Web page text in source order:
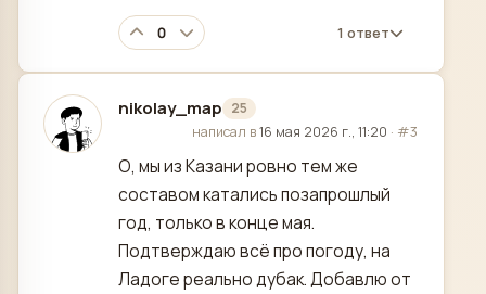
0 1 ответ
nikolay_map 25
отредактировано
написал в16 мая 2026 г., 11:20 · #3
О, мы из Казани ровно тем же
составом катались позапрошлый
год, только в конце мая.
Подтверждаю всё про погоду, на
Ладоге реально дубак. Добавлю от